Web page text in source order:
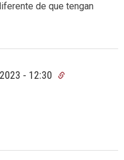
de que tengan
- 12:30